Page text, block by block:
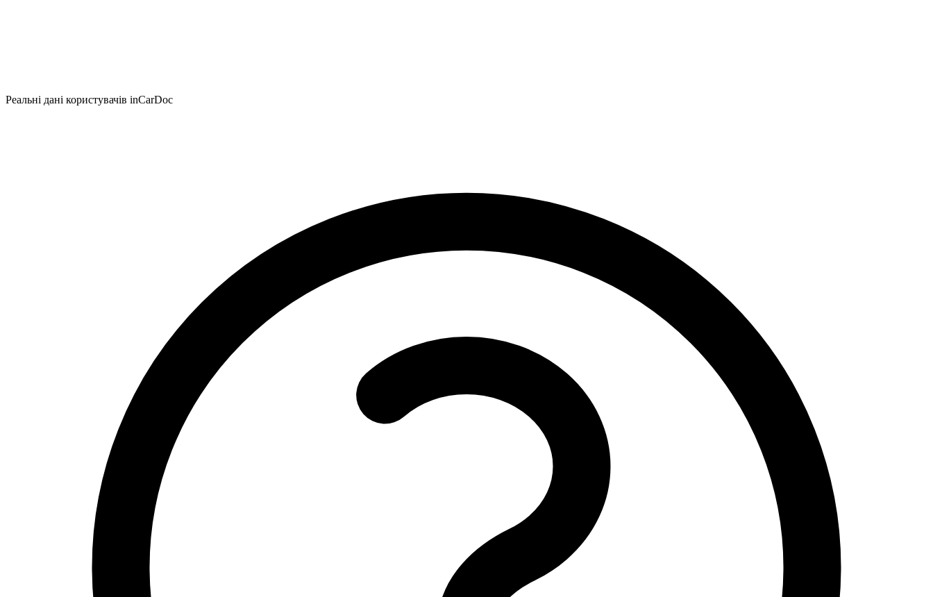
Реальні дані користувачів inCarDoc